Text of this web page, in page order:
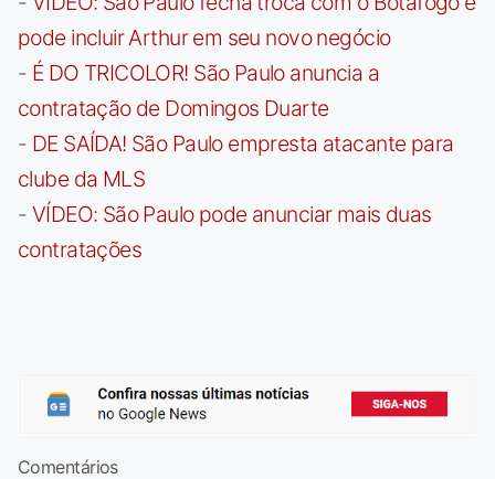
pode incluir Arthur em seu novo negócio
- É DO TRICOLOR! São Paulo anuncia a
contratação de Domingos Duarte
- DE SAÍDA! São Paulo empresta atacante para
clube da MLS
- VÍDEO: São Paulo pode anunciar mais duas
contratações
Comentários